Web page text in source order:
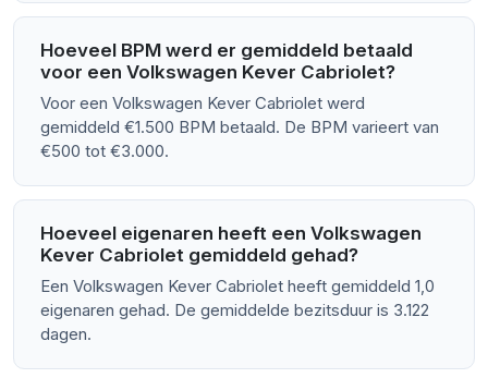
Hoeveel BPM werd er gemiddeld betaald
voor een Volkswagen Kever Cabriolet?
Voor een Volkswagen Kever Cabriolet werd
gemiddeld €1.500 BPM betaald. De BPM varieert van
€500 tot €3.000.
Hoeveel eigenaren heeft een Volkswagen
Kever Cabriolet gemiddeld gehad?
Een Volkswagen Kever Cabriolet heeft gemiddeld 1,0
eigenaren gehad. De gemiddelde bezitsduur is 3.122
dagen.